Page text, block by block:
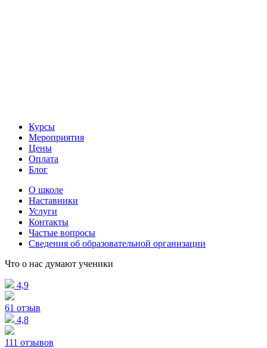
Курсы
Мероприятия
Цены
Оплата
Блог
О школе
Наставники
Услуги
Контакты
Частые вопросы
Сведения об образовательной организации
Что о нас думают ученики
4,9
61 отзыв
4,8
111 отзывов